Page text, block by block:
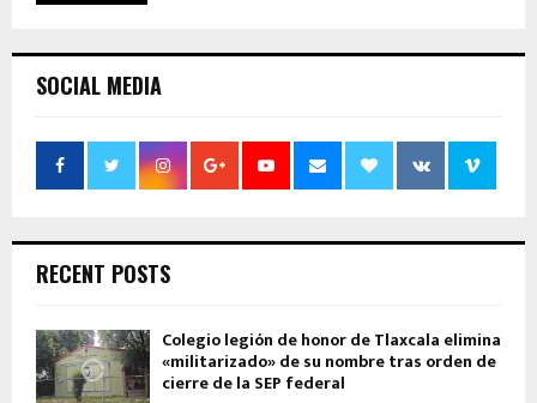
SOCIAL MEDIA
RECENT POSTS
Colegio legión de honor de Tlaxcala elimina
«militarizado» de su nombre tras orden de
cierre de la SEP federal